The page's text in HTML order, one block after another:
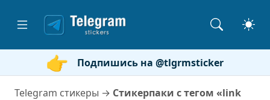
Подпишись на @tlgrmsticker
Telegram стикеры → Стикерпаки с тегом «link